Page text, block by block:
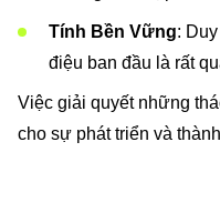
Tính Bền Vững:
điệu ban đầu là rất
Việc giải quyết những
cho sự phát triển và